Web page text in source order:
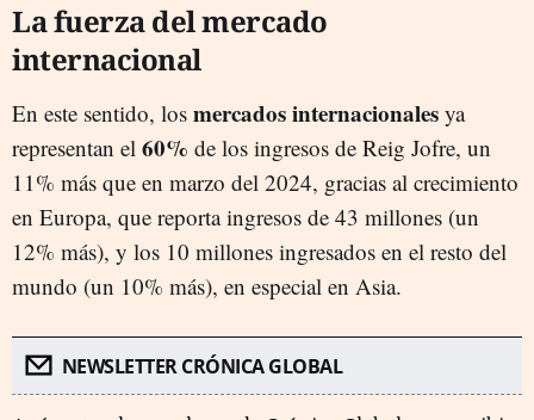
La fuerza del mercado
internacional
En este sentido, los mercados internacionales ya
representan el 60% de los ingresos de Reig Jofre, un
11% más que en marzo del 2024, gracias al crecimiento
en Europa, que reporta ingresos de 43 millones (un
12% más), y los 10 millones ingresados en el resto del
mundo (un 10% más), en especial en Asia.
NEWSLETTER CRÓNICA GLOBAL